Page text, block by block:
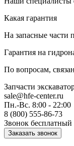
Какая гарантия
На запасные части
Гарантия на
По вопросам,
Запчасти
sale@hfe-center.ru
Пн.-Вс. 8:00 - 22:00
8 (800) 555-86-73
Звонок бесплатный